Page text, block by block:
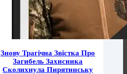
Знову Трагічна Звістка Про
Загибель Захисника
Сколихнула Пирятинську